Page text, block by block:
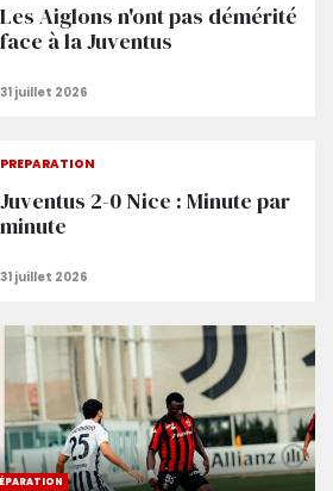
Les Aiglons n'ont pas démérité
face à la Juventus
PRÉPARATION
Juventus 2-0 Nice : Minute par
minute